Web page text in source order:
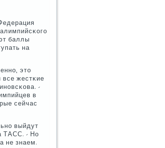
баллы
на
это
все жестκие
-
в
сейчас
выйдут
ТАСС. - Но
не знаем.